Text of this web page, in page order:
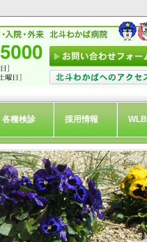
各種検診 採用情報 WLB